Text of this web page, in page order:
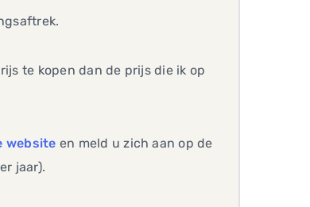
te kopen dan de prijs die ik op
website en meld u zich aan op de
jaar).